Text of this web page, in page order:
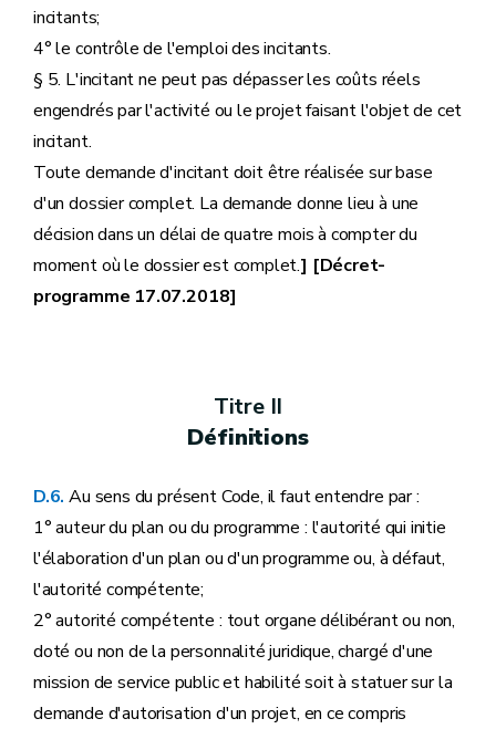
incitants;
4° le contrôle de l'emploi des incitants.
§ 5. L'incitant ne peut pas dépasser les coûts réels
engendrés par l'activité ou le projet faisant l'objet de cet
incitant.
Toute demande d'incitant doit être réalisée sur base
d'un dossier complet. La demande donne lieu à une
décision dans un délai de quatre mois à compter du
moment où le dossier est complet.] [Décret-
programme 17.07.2018]
Titre II
Définitions
D.6. Au sens du présent Code, il faut entendre par :
1° auteur du plan ou du programme : l'autorité qui initie
l'élaboration d'un plan ou d'un programme ou, à défaut,
l'autorité compétente;
2° autorité compétente : tout organe délibérant ou non,
doté ou non de la personnalité juridique, chargé d'une
mission de service public et habilité soit à statuer sur la
demande d'autorisation d'un projet, en ce compris